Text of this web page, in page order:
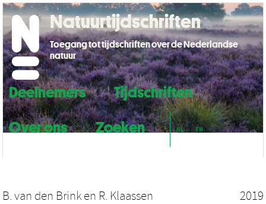
Deelnemers
Tijdschriften
Over ons
Zoeken NL EN
Natuurtijdschriften
Toegang tot tijdschriften over de Nederlandse
natuur
B. van den Brink en R. Klaassen 2019